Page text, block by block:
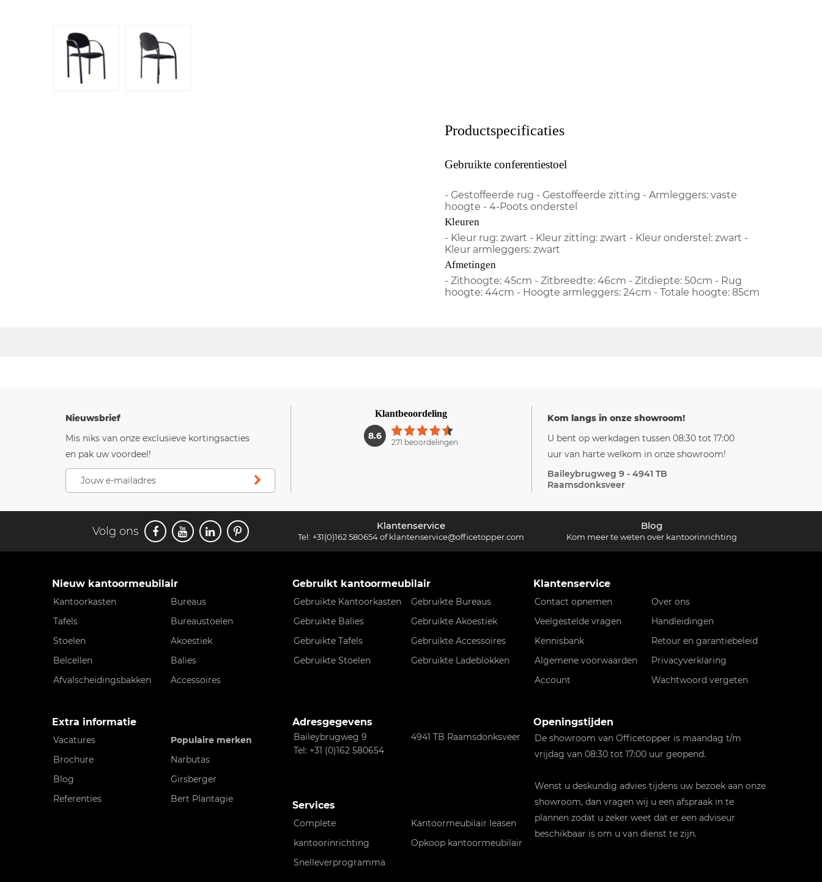
Productspecificaties
Gebruikte conferentiestoel
- Gestoffeerde rug - Gestoffeerde zitting - Armleggers: vaste
hoogte - 4-Poots onderstel
Kleuren
- Kleur rug: zwart - Kleur zitting: zwart - Kleur onderstel: zwart -
Kleur armleggers: zwart
Afmetingen
- Zithoogte: 45cm - Zitbreedte: 46cm - Zitdiepte: 50cm - Rug
hoogte: 44cm - Hoogte armleggers: 24cm - Totale hoogte: 85cm
Nieuwsbrief
Mis niks van onze exclusieve kortingsacties
en pak uw voordeel!
Klantbeoordeling
8.6 1
271 beoordelingen
Kom langs in onze showroom!
U bent op werkdagen tussen 08:30 tot 17:00
uur van harte welkom in onze showroom!
Baileybrugweg 9 - 4941 TB
Raamsdonksveer
Volg ons Klantenservice
Tel: +31(0)162 580654ofklantenservice@officetopper.com
Blog
Kom meer te weten over kantoorinrichting
Nieuw kantoormeubilair
Kantoorkasten
Bureaus
Tafels
Bureaustoelen
Stoelen
Akoestiek
Belcellen
Balies
Afvalscheidingsbakken
Accessoires
Extra informatie
Vacatures
Populaire merken
Brochure
Narbutas
Blog
Girsberger
Referenties
Bert Plantagie
Gebruikt kantoormeubilair
Gebruikte Kantoorkasten
Gebruikte Bureaus
Gebruikte Balies
Gebruikte Akoestiek
Gebruikte Tafels
Gebruikte Accessoires
Gebruikte Stoelen
Gebruikte Ladeblokken
Adresgegevens
Baileybrugweg 9
4941 TB Raamsdonksveer
Tel: +31 (0)162 580654
Services
Complete
kantoorinrichting
Kantoormeubilair leasen
Opkoop kantoormeubilair
Snelleverprogramma
Klantenservice
Contact opnemen
Over ons
Veelgestelde vragen
Handleidingen
Kennisbank
Retour en garantiebeleid
Algemene voorwaarden
Privacyverklaring
Account
Wachtwoord vergeten
Openingstijden
De showroom van Officetopper is maandag t/m
vrijdag van 08:30 tot 17:00 uur geopend.
Wenst u deskundig advies tijdens uw bezoek aan onze
showroom, dan vragen wij u een afspraak in te
plannen zodat u zeker weet dat er een adviseur
beschikbaar is om u van dienst te zijn.